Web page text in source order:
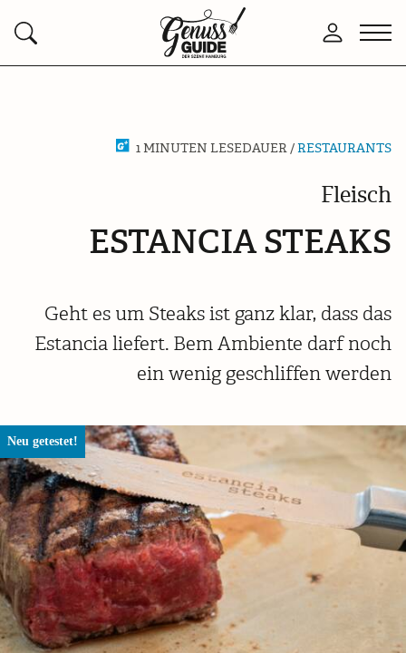
Suchen
Zurück
zur
Anmelden
1 MINUTEN LESEDAUER /RESTAURANTS
Fleisch
ESTANCIA STEAKS
Geht es um Steaks ist ganz klar, dass das
Estancia liefert. Bem Ambiente darf noch
ein wenig geschliffen werden
Neu getestet!